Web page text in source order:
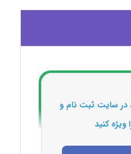
در سایت ثبت نام و
ویژه کنید